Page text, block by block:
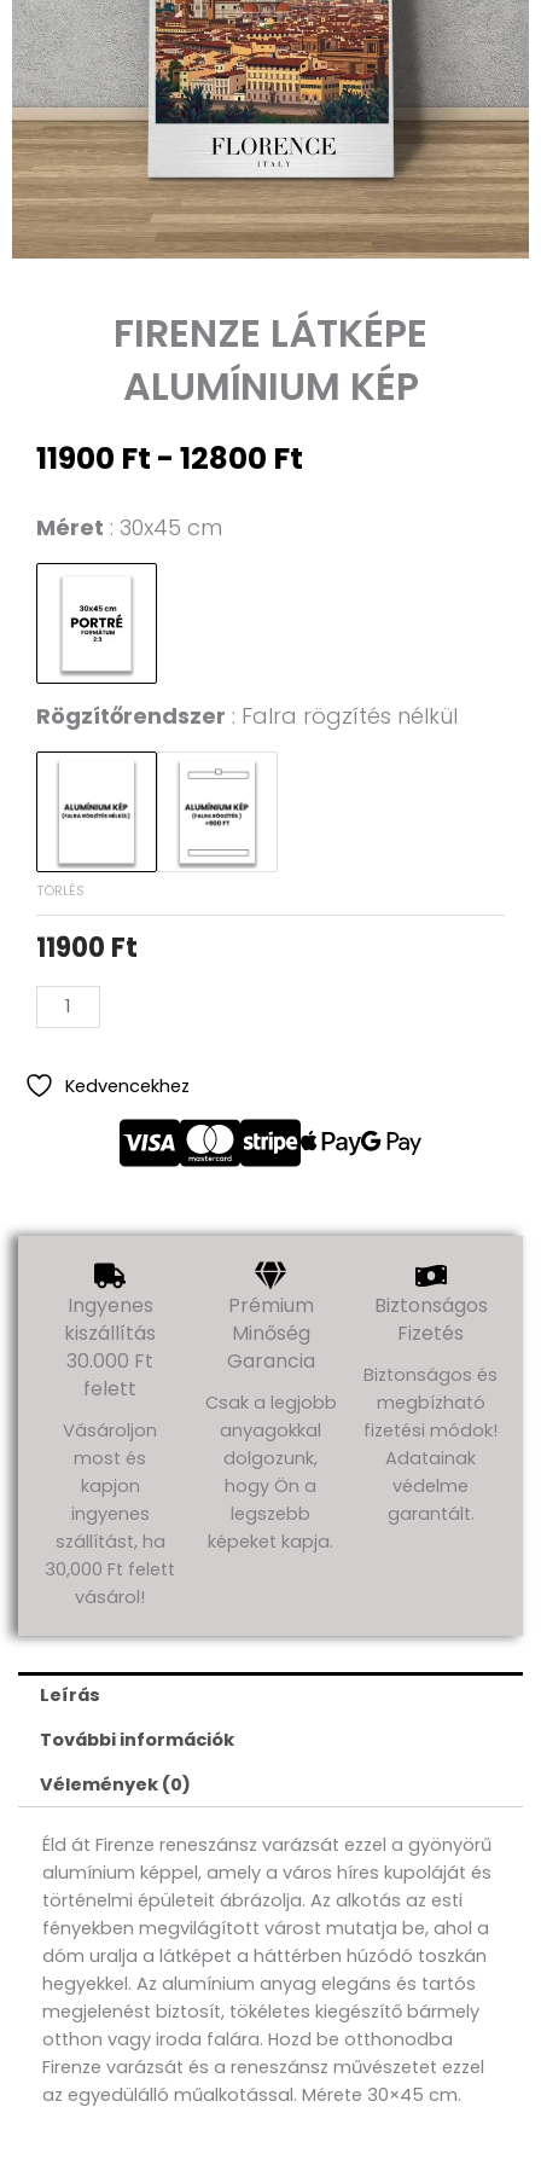
FIRENZE LÁTKÉPE
ALUMÍNIUM KÉP
11900 Ft - 12800 Ft
Méret 30x45 cm
Rögzítőrendszer Falra rögzítés nélkül
TÖRLÉS
11900 Ft
Firenze
Látképe
Alumínium
mennyiség
Kedvencekhez
Ingyenes
kiszállítás
30.000 Ft
felett
Vásároljon
most és
kapjon
ingyenes
szállítást, ha
30,000 Ft felett
vásárol!
Prémium
Minőség
Garancia
Csak a legjobb
anyagokkal
dolgozunk,
hogy Ön a
legszebb
képeket kapja.
Biztonságos
Fizetés
Biztonságos és
megbízható
fizetési módok!
Adatainak
védelme
garantált.
Leírás
További információk
Vélemények (0)
Éld át Firenze reneszánsz varázsát ezzel a gyönyörű
alumínium képpel, amely a város híres kupoláját és
történelmi épületeit ábrázolja. Az alkotás az esti
fényekben megvilágított várost mutatja be, ahol a
dóm uralja a látképet a háttérben húzódó toszkán
hegyekkel. Az alumínium anyag elegáns és tartós
megjelenést biztosít, tökéletes kiegészítő bármely
otthon vagy iroda falára. Hozd be otthonodba
Firenze varázsát és a reneszánsz művészetet ezzel
az egyedülálló műalkotással. Mérete 30×45 cm.